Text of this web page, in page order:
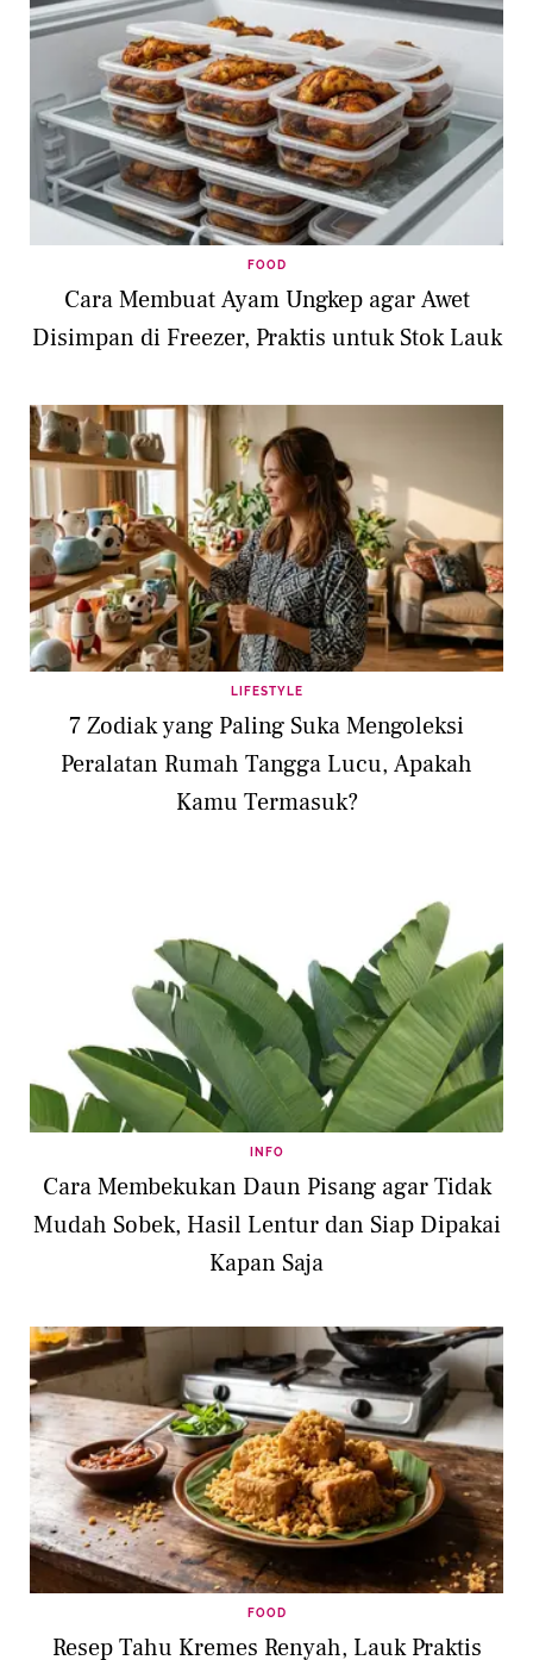
FOOD
Cara Membuat Ayam Ungkep agar Awet
Disimpan di Freezer, Praktis untuk Stok Lauk
LIFESTYLE
7 Zodiak yang Paling Suka Mengoleksi
Peralatan Rumah Tangga Lucu, Apakah
Kamu Termasuk?
INFO
Cara Membekukan Daun Pisang agar Tidak
Mudah Sobek, Hasil Lentur dan Siap Dipakai
Kapan Saja
FOOD
Resep Tahu Kremes Renyah, Lauk Praktis